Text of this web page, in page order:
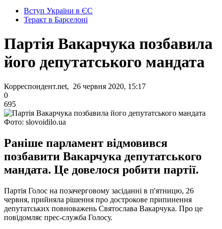
Вступ України в ЄС
Теракт в Барселоні
Партія Вакарчука позбавила
його депутатського мандата
Корреспондент.net, 26 червня 2020, 15:17
0
695
Фото: slovoidilo.ua
Раніше парламент відмовився
позбавити Вакарчука депутатського
мандата. Це довелося робити партії.
Партія Голос на позачерговому засіданні в п'ятницю, 26
червня, прийняла рішення про дострокове припинення
депутатських повноважень Святослава Вакарчука. Про це
повідомляє прес-служба Голосу.